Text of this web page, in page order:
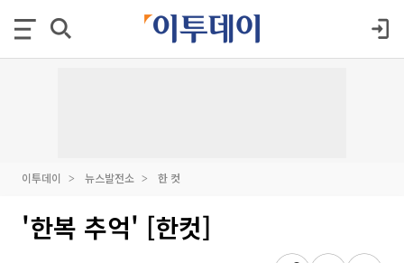
이투데이 뉴스발전소 한 컷
'한복 추억' [한컷]